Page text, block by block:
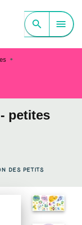
CONTENUsearch menu
•
petites
DES PETITS